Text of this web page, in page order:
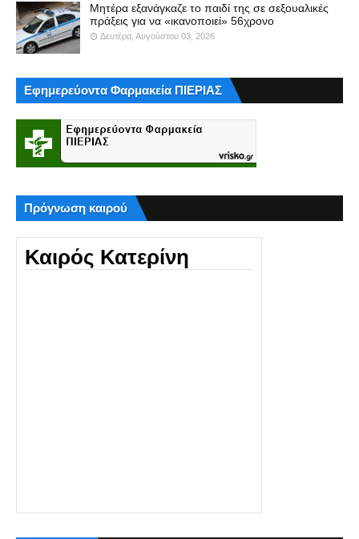
Μητέρα εξανάγκαζε το παιδί της σε σεξουαλικές
πράξεις για να «ικανοποιεί» 56χρονο
Δευτέρα, Αυγούστου 03, 2026
Εφημερεύοντα Φαρμακεία ΠΙΕΡΙΑΣ
Πρόγνωση καιρού
Καιρός Κατερίνη